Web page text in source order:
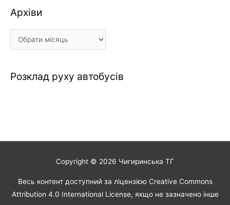
Архіви
Архіви
Розклад руху автобусів
Copyright © 2026 Чигиринська ТГ
Весь контент доступний за ліцензією Creative Commons
Attribution 4.0 International License, якщо не зазначено інше